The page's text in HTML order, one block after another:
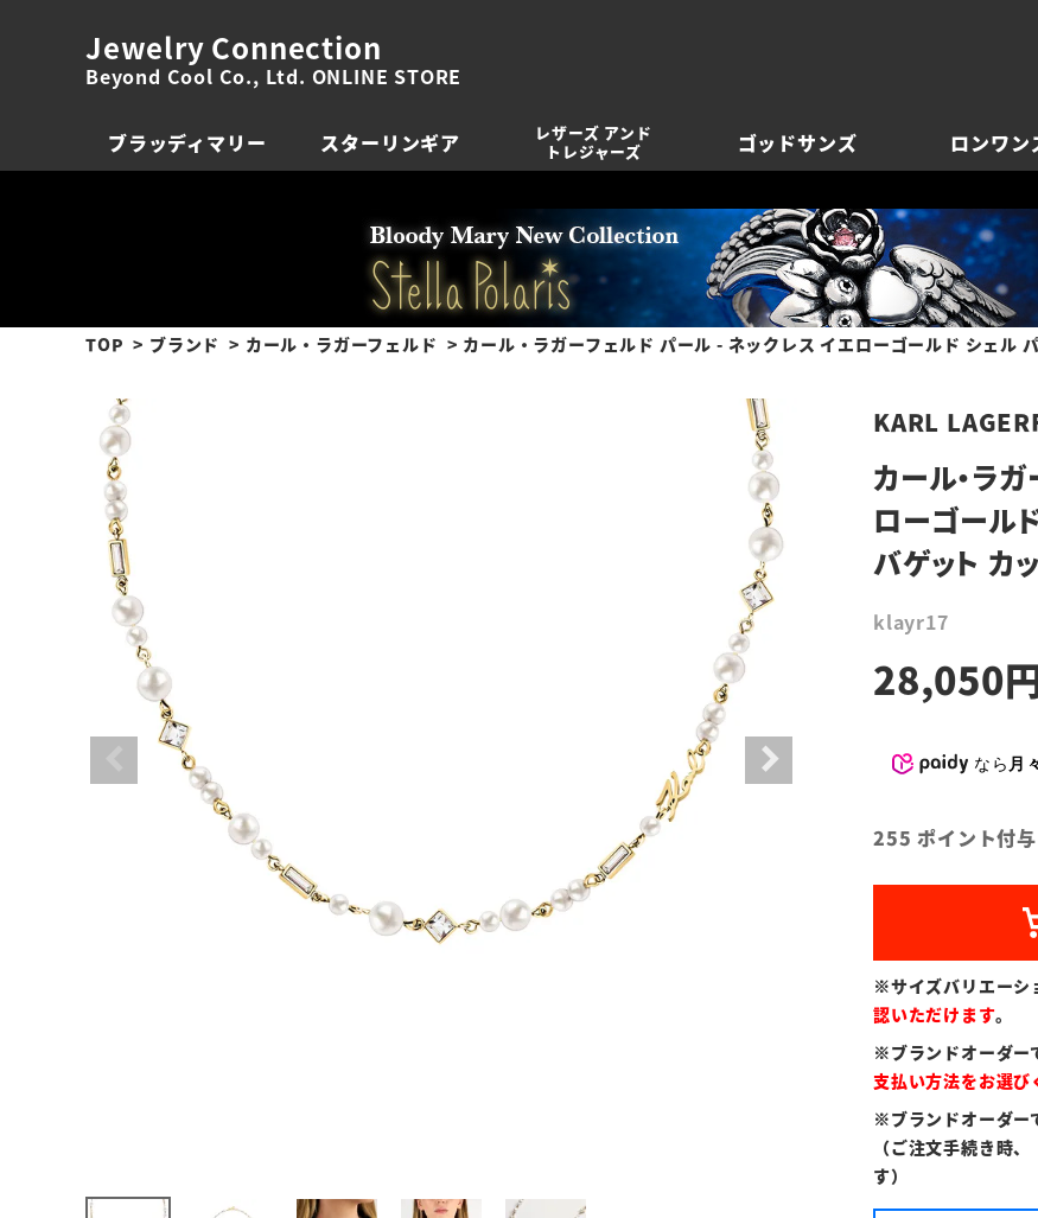
Jewelry Connection
Beyond Cool Co., Ltd. ONLINE STORE
ブラッディマリー スターリンギア
レザーズ アンド
トレジャーズ
ゴッドサンズ ロンワン
TOP ブランド カール・ラガーフェルド カール・ラガーフェルド パール - ネックレス イエローゴールド シェル
KARL
カール・ラ
ローゴール
バゲット カ
klayr17
28,050
なら 月
255 ポイント付与
※サイズバリエーシ
認いただけます。
※ブランドオーダー
支払い方法をお選び
※ブランドオーダー
（ご注文手続き時
す）